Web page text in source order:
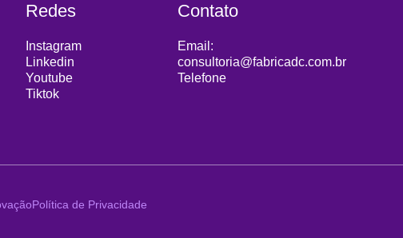
Redes
Instagram
Linkedin
Youtube
Tiktok
Contato
Email:
consultoria@fabricadc.com.br
Telefone
Política de Privacidade